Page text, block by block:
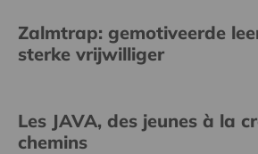
Zalmtrap: gemotiveerde
sterke vrijwilliger
Les JAVA, des jeunes à la
chemins